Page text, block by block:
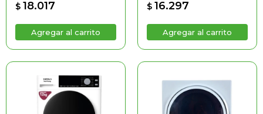
BLDC Inverter
$ 18.017 $ 16.297